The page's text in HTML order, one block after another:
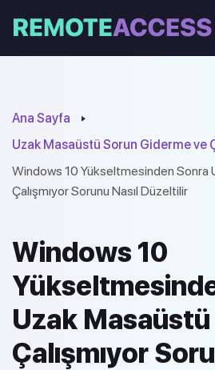
Ana Sayfa
Uzak Masaüstü Sorun Giderme ve
Windows 10 Yükseltmesinden Sonra
Çalışmıyor Sorunu Nasıl Düzeltilir
Windows 10
Uzak Masaüstü
Çalışmıyor